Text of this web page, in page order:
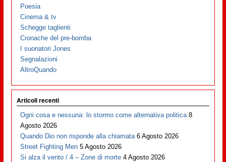
Poesia
Cinema & tv
Schegge taglienti
Cronache del pre-bomba
I suonatori Jones
Segnalazioni
AltroQuando
Articoli recenti
Ogni cosa e nessuna: lo stormo come alternativa politica 8
Agosto 2026
Quando Dio non risponde alla chiamata 6 Agosto 2026
Street Fighting Men 5 Agosto 2026
Si alza il vento / 4 – Zone di morte 4 Agosto 2026